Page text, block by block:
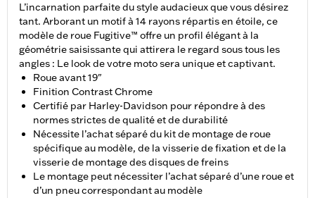
L’incarnation parfaite du style audacieux que vous désirez
tant. Arborant un motif à 14 rayons répartis en étoile, ce
modèle de roue Fugitive™ offre un profil élégant à la
géométrie saisissante qui attirera le regard sous tous les
angles : Le look de votre moto sera unique et captivant.
Roue avant 19"
Finition Contrast Chrome
Certifié par Harley-Davidson pour répondre à des
normes strictes de qualité et de durabilité
Nécessite l’achat séparé du kit de montage de roue
spécifique au modèle, de la visserie de fixation et de la
visserie de montage des disques de freins
Le montage peut nécessiter l’achat séparé d’une roue et
d’un pneu correspondant au modèle